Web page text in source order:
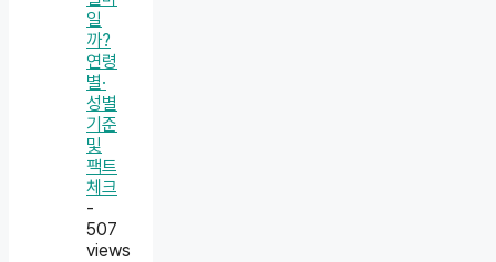
일
까?
연령
별·
성별
기준
및
팩트
체크
-
507
views